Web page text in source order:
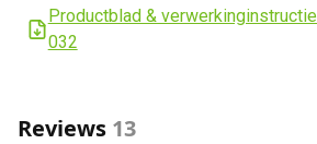
Productblad &
032
Reviews 13